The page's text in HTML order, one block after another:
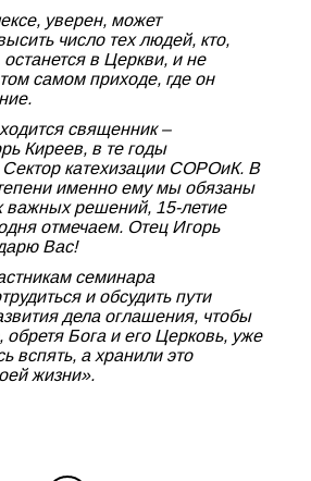
уверен, может
число тех людей, кто,
в Церкви, и не
самом приходе, где он
священник –
Киреев, в те годы
катехизации СОРОиК. В
именно ему мы обязаны
важных решений, 15-летие
отмечаем. Отец Игорь
Вас!
семинара
и обсудить пути
дела оглашения, чтобы
Бога и его Церковь, уже
вспять, а хранили это
жизни».